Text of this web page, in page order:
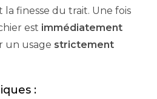
finesse du trait. Une fois
est immédiatement
un usage strictement
: